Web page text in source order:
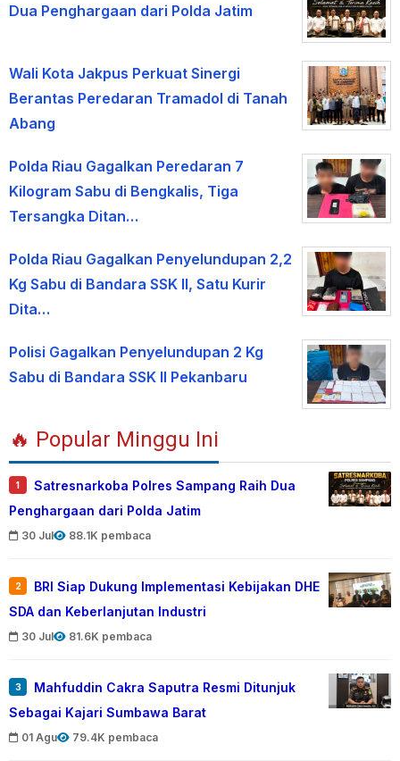
Dua Penghargaan dari Polda Jatim
Wali Kota Jakpus Perkuat Sinergi
Berantas Peredaran Tramadol di Tanah
Abang
Polda Riau Gagalkan Peredaran 7
Kilogram Sabu di Bengkalis, Tiga
Tersangka Ditan…
Polda Riau Gagalkan Penyelundupan 2,2
Kg Sabu di Bandara SSK II, Satu Kurir
Dita…
Polisi Gagalkan Penyelundupan 2 Kg
Sabu di Bandara SSK II Pekanbaru
🔥 Popular Minggu Ini
1
Satresnarkoba Polres Sampang Raih Dua
Penghargaan dari Polda Jatim
30 Jul 88.1K pembaca
2
BRI Siap Dukung Implementasi Kebijakan DHE
SDA dan Keberlanjutan Industri
30 Jul 81.6K pembaca
3
Mahfuddin Cakra Saputra Resmi Ditunjuk
Sebagai Kajari Sumbawa Barat
01 Agu 79.4K pembaca